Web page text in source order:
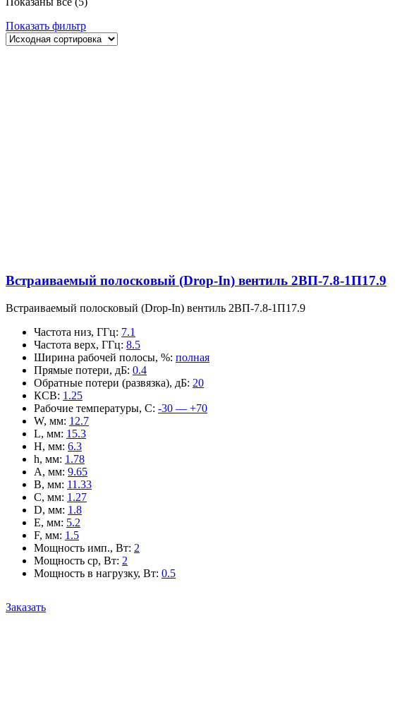
Показать фильтр
Встраиваемый полосковый (Drop-In) вентиль 2ВП-7.8-1П17.9
Встраиваемый полосковый (Drop-In) вентиль 2ВП-7.8-1П17.9
Частота низ, ГГц: 7.1
Частота верх, ГГц: 8.5
Ширина рабочей полосы, %: полная
Прямые потери, дБ: 0.4
Обратные потери (развязка), дБ: 20
КСВ: 1.25
Рабочие температуры, С: -30 — +70
W, мм: 12.7
L, мм: 15.3
H, мм: 6.3
h, мм: 1.78
A, мм: 9.65
B, мм: 11.33
C, мм: 1.27
D, мм: 1.8
E, мм: 5.2
F, мм: 1.5
Мощность имп., Вт: 2
Мощность ср, Вт: 2
Мощность в нагрузку, Вт: 0.5
Заказать